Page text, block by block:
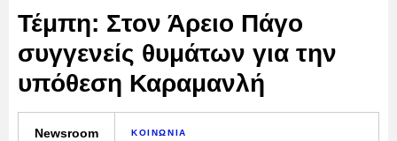
Τέμπη: Στον Άρειο Πάγο
συγγενείς θυμάτων για την
υπόθεση Καραμανλή
Newsroom ΚΟΙΝΩΝΙΑ